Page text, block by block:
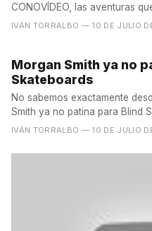
CONOVÍDEO, las aventuras
lugares...
IVÁN TORRALBO — 10 DE JULIO
Morgan Smith ya no
Skateboards
No sabemos exactamente
Smith ya no patina para Blind
dejado...
IVÁN TORRALBO — 10 DE JULIO